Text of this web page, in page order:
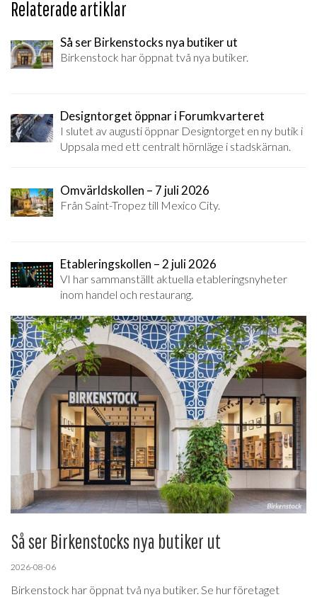
Relaterade artiklar
Så ser Birkenstocks nya butiker ut
Birkenstock har öppnat två nya butiker.
Designtorget öppnar i Forumkvarteret
I slutet av augusti öppnar Designtorget en ny butik i
Uppsala med ett centralt hörnläge i stadskärnan.
Omvärldskollen – 7 juli 2026
Från Saint-Tropez till Mexico City.
Etableringskollen – 2 juli 2026
VI har sammanställt aktuella etableringsnyheter
inom handel och restaurang.
Så ser Birkenstocks nya butiker ut
2026-08-06
Birkenstock har öppnat två nya butiker. Se hur företaget